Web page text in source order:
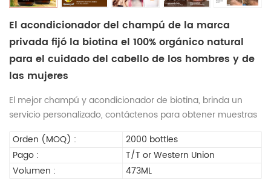
El acondicionador del champú de la marca
privada fijó la biotina el 100% orgánico natural
para el cuidado del cabello de los hombres y de
las mujeres
El mejor champú y acondicionador de biotina, brinda un
servicio personalizado, contáctenos para obtener muestras
Orden (MOQ) :
2000 bottles
Pago :
T/T or Western Union
Volumen :
473ML